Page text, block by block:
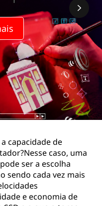
capacidade de
caso, uma
ser a escolha
sendo cada vez mais
e economia de